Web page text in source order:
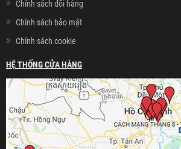
Chính sách đổi hàng
Chính sách bảo mật
Chính sách cookie
HỆ THỐNG CỬA HÀNG